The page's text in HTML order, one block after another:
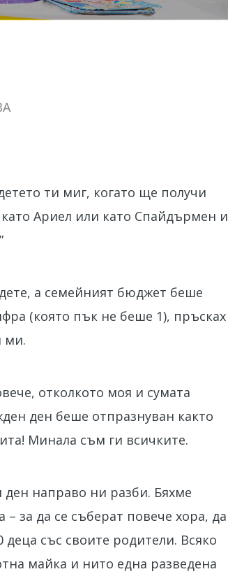
ти миг, когато ще получи
Ариел или като Спайдърмен и
а семейният бюджет беше
(която пък не беше 1), пръсках
ми.
отколкото моя и сумата
ден беше отпразнуван както
Минала съм ги всичките.
направо ни разби. Бяхме
за да се съберат повече хора, да
със своите родители. Всяко
майка и нито една разведена